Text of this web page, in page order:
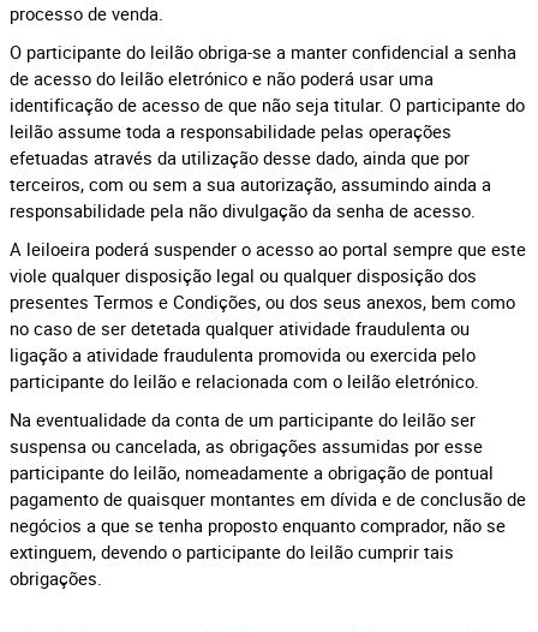
processo de venda.
O participante do leilão obriga-se a manter confidencial a senha
de acesso do leilão eletrónico e não poderá usar uma
identificação de acesso de que não seja titular. O participante do
leilão assume toda a responsabilidade pelas operações
efetuadas através da utilização desse dado, ainda que por
terceiros, com ou sem a sua autorização, assumindo ainda a
responsabilidade pela não divulgação da senha de acesso.
A leiloeira poderá suspender o acesso ao portal sempre que este
viole qualquer disposição legal ou qualquer disposição dos
presentes Termos e Condições, ou dos seus anexos, bem como
no caso de ser detetada qualquer atividade fraudulenta ou
ligação a atividade fraudulenta promovida ou exercida pelo
participante do leilão e relacionada com o leilão eletrónico.
Na eventualidade da conta de um participante do leilão ser
suspensa ou cancelada, as obrigações assumidas por esse
participante do leilão, nomeadamente a obrigação de pontual
pagamento de quaisquer montantes em dívida e de conclusão de
negócios a que se tenha proposto enquanto comprador, não se
extinguem, devendo o participante do leilão cumprir tais
obrigações.